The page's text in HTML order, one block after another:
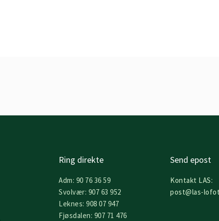
Ring direkte
Adm: 90 76 36 59
Svolvær: 907 63 952
Leknes: 908 07 947
Fjøsdalen: 907 71 476
Send epost
Kontakt LAS:
post@las-